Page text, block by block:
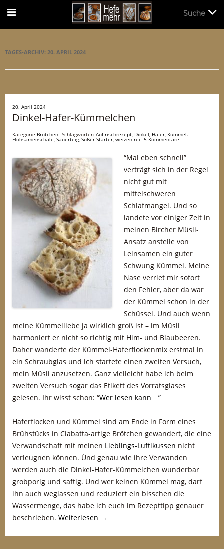
TAGES-ARCHIV: 20. APRIL 2024
20. April 2024
Dinkel-Hafer-Kümmelchen
Kategorie Brötchen Schlagwörter: Auffrischrezept, Dinkel, Hafer, Kümmel.
Flohsamenschale,Sauerteig, Süßer Starter,weizenfrei 5 Kommentare
“Mal eben schnell”
verträgt sich in der Regel
nicht gut mit
mittelschweren
Schlafmangel. Und so
landete vor einiger Zeit in
meinen Bircher Müsli-
Ansatz anstelle von
Leinsamen ein guter
Schwung Kümmel. Meine
Nase verriet mir sofort
den Fehler, aber da war
der Kümmel schon in der
Schüssel. Und auch wenn
meine Kümmelliebe ja wirklich groß ist – im Müsli
harmoniert er nicht so richtig mit Him- und Blaubeeren.
Daher wanderte der Kümmel-Haferflockenmix erstmal in
ein Schraubglas und ich startete einen zweiten Versuch,
mein Müsli anzusetzen. Ganz vielleicht habe ich beim
zweiten Versuch sogar das Etikett des Vorratsglases
gelesen. Ihr wisst schon: “Wer lesen kann…”
Haferflocken und Kümmel sind am Ende in Form eines
Brühstücks in Ciabatta-artige Brötchen gewandert, die eine
Verwandschaft mit meinen Lieblings-Luftikussen nicht
verleugnen können. Únd genau wie ihre Verwanden
werden auch die Dinkel-Hafer-Kümmelchen wunderbar
grobporig und saftig. Und wer keinen Kümmel mag, darf
ihn auch weglassen und reduziert ein bisschen die
Wassermenge, das habe ich euch im Rezepttipp genauer
beschrieben. Weiterlesen →
Suche
Suche